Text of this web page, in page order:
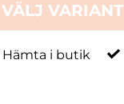
VÄLJ VARIANT
Hämta i butik